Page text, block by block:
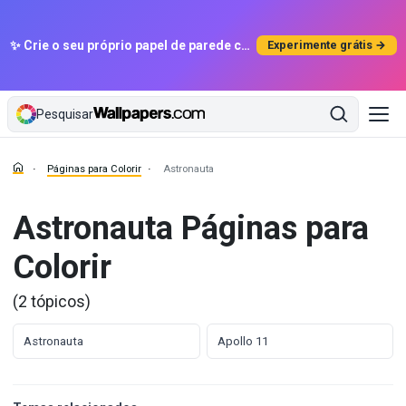
✨ Crie o seu próprio papel de parede com IA Experimente grátis →
Pesquisar
Páginas para Colorir Astronauta
Astronauta Páginas para
Colorir
(2 tópicos)
Astronauta Apollo 11